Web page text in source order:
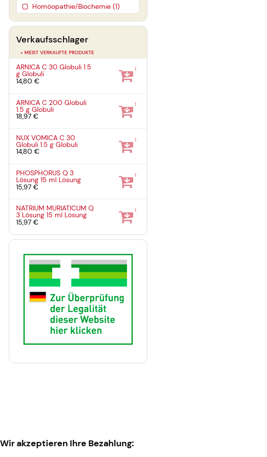
Homöopathie/Biochemie (1)
Verkaufsschlager
» MEIST VERKAUFTE PRODUKTE
ARNICA C 30 Globuli1.5
gGlobuli
14,80 €
1
ARNICA C 200 Globuli
1.5 gGlobuli
18,97 €
1
NUX VOMICA C 30
Globuli1.5 gGlobuli
14,80 €
1
PHOSPHORUS Q 3
Lösung15 ml Lösung
15,97 €
1
NATRIUM MURIATICUM Q
3 Lösung15 ml Lösung
15,97 €
1
Wir akzeptieren Ihre Bezahlung: